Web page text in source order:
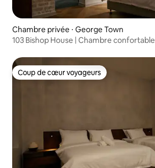
Chambre privée ⋅ George Town
103 Bishop House | Chambre confortable
Coup de cœur voyageurs
Coup de cœur voyageurs